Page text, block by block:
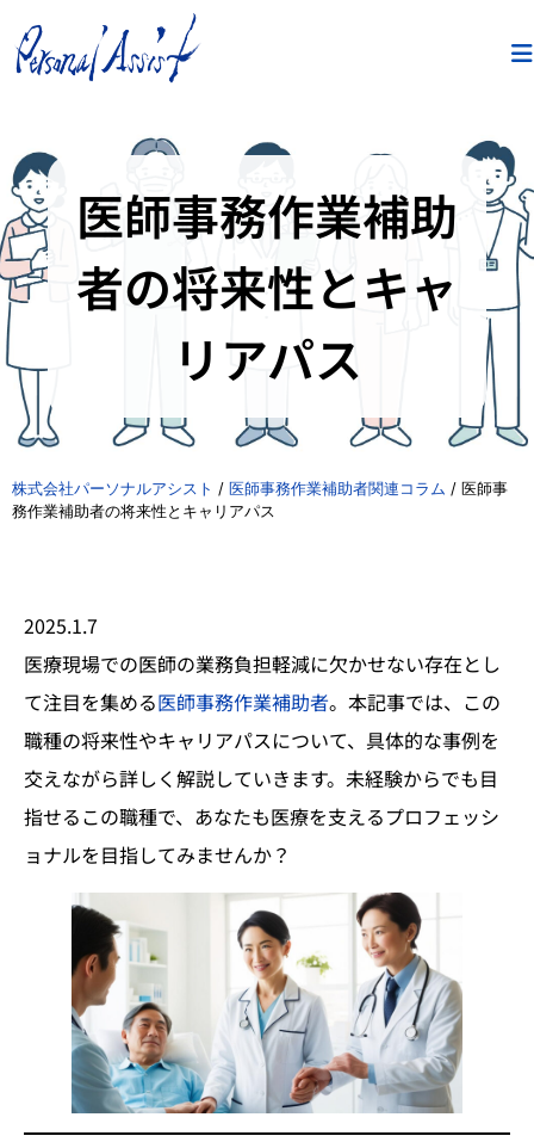
医師事務作業補助
者の将来性とキャ
リアパス
株式会社パーソナルアシスト / 医師事務作業補助者関連コラム / 医師事
務作業補助者の将来性とキャリアパス
2025.1.7
医療現場での医師の業務負担軽減に欠かせない存在とし
て注目を集める医師事務作業補助者。本記事では、この
職種の将来性やキャリアパスについて、具体的な事例を
交えながら詳しく解説していきます。未経験からでも目
指せるこの職種で、あなたも医療を支えるプロフェッシ
ョナルを目指してみませんか？